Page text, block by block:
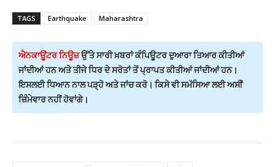
TAGS Earthquake Maharashtra
ਐਨਕਾਊਂਟਰ ਨਿਊਜ਼ਉੱਤੇ ਸਾਰੀ ਖ਼ਬਰਾਂ ਕੰਪਿਊਟਰ ਦੁਆਰਾ ਤਿਆਰ ਕੀਤੀਆਂ
ਜਾਂਦੀਆਂ ਹਨ ਅਤੇ ਤੀਜੇ ਧਿਰ ਦੇ ਸਰੋਤਾਂ ਤੋਂ ਪ੍ਰਾਪਤ ਕੀਤੀਆਂ ਜਾਂਦੀਆਂ ਹਨ।
ਇਸਲਈ ਧਿਆਨ ਨਾਲ ਪੜ੍ਹੋ ਅਤੇ ਜਾਂਚ ਕਰੋ। ਕਿਸੇ ਵੀ ਸਮੱਸਿਆ ਲਈ ਅਸੀਂ
ਜ਼ਿੰਮੇਵਾਰ ਨਹੀਂ ਹੋਵਾਂਗੇ।